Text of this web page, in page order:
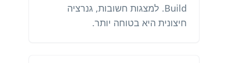
Build. למצגות חשובות, גנרציה
חיצונית היא בטוחה יותר.